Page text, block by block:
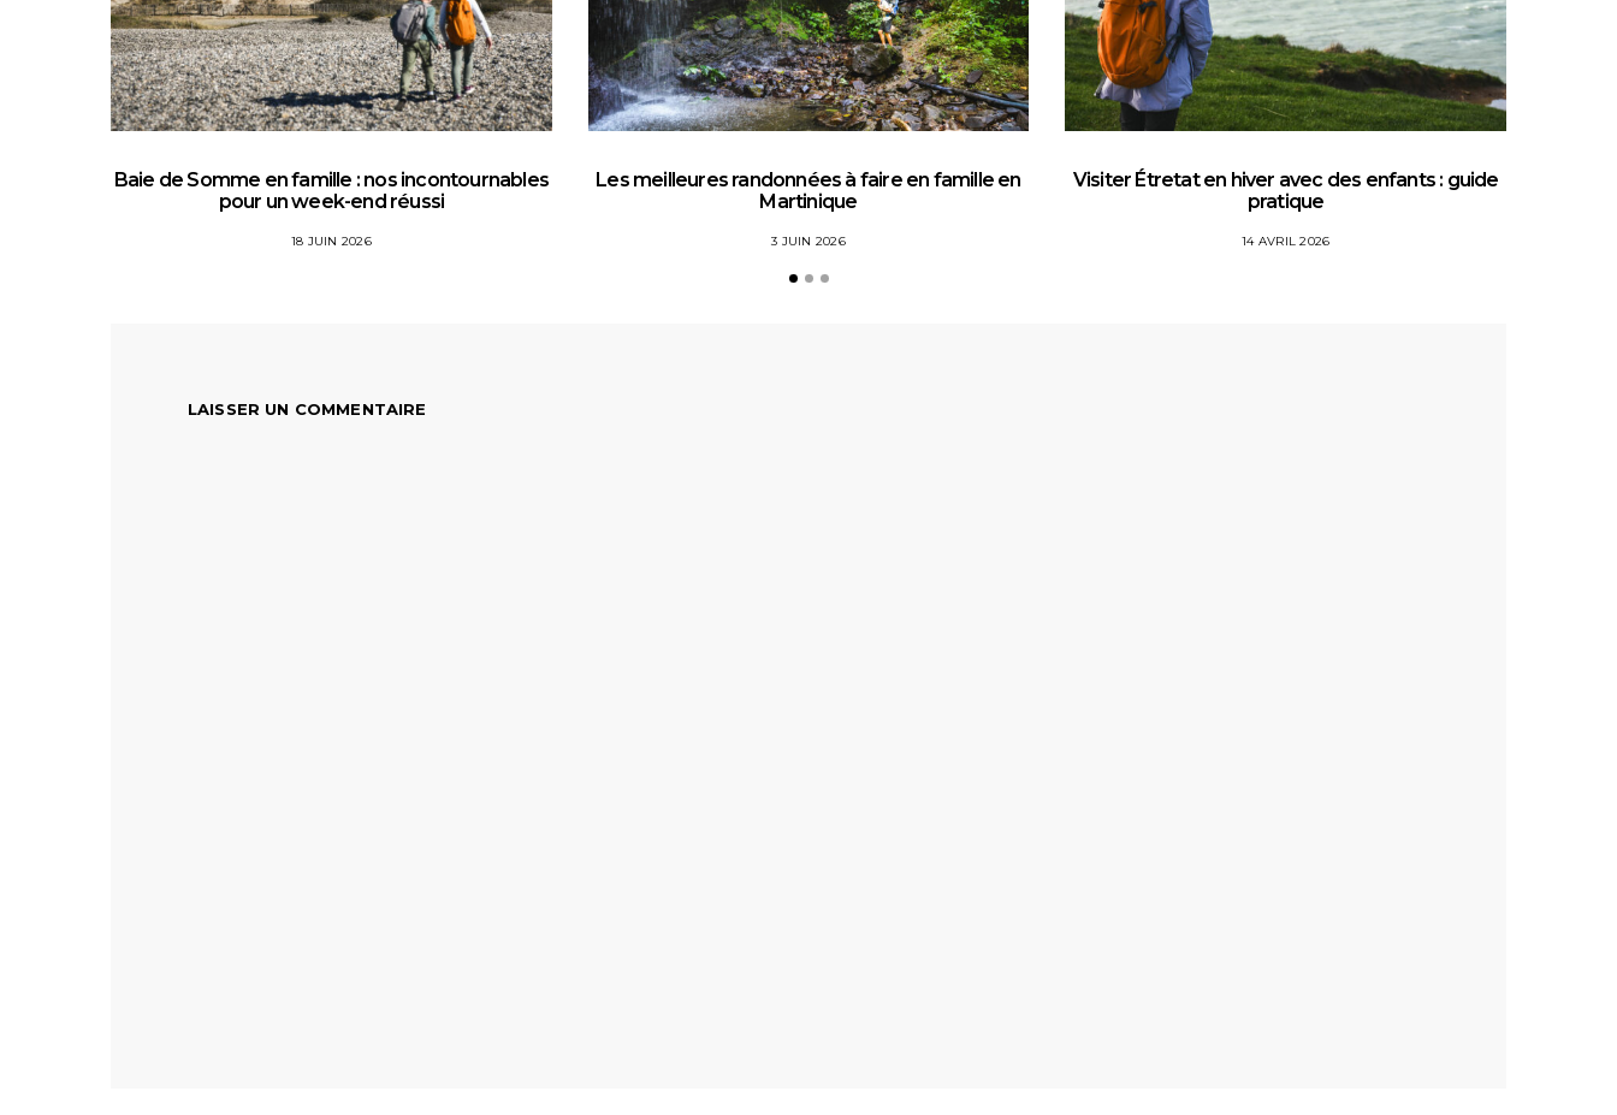
Baie de Somme en famille : nos incontournables
pour un week-end réussi
18 JUIN 2026
Les meilleures randonnées à faire en famille en
Martinique
3 JUIN 2026
Visiter Étretat en hiver avec des enfants : guide
pratique
14 AVRIL 2026
LAISSER UN COMMENTAIRE